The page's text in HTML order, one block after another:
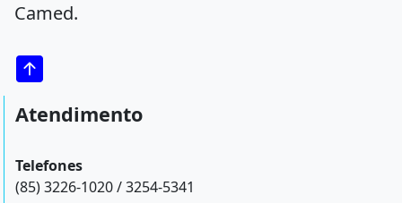
Camed.
Atendimento
Telefones
(85) 3226-1020 / 3254-5341